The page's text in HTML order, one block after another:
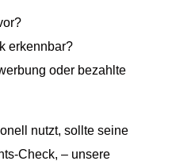
erkennbar?
oder bezahlte
nutzt, sollte seine
Check, – unsere